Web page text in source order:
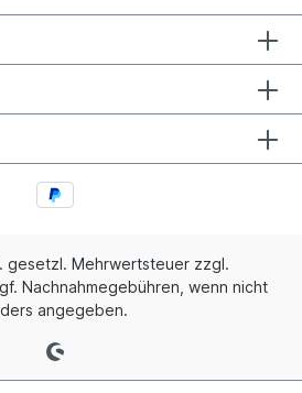
werden, da
nicht mehr
werden als Steck- und
hergestellt.
gesetzl. Mehrwertsteuer zzgl.
Nachnahmegebühren, wenn nicht
angegeben.